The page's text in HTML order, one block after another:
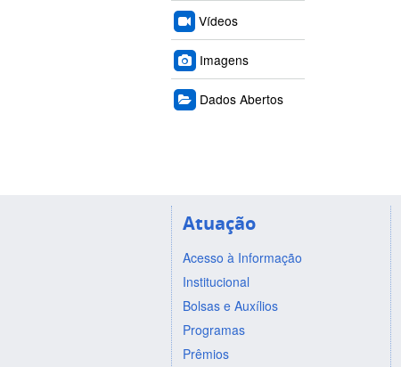
Vídeos
Imagens
Dados Abertos
Atuação
Acesso à Informação
Institucional
Bolsas e Auxílios
Programas
Prêmios